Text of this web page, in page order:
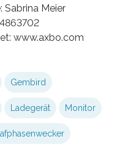
Sabrina Meier
www.axbo.com
Gembird
Ladegerät Monitor